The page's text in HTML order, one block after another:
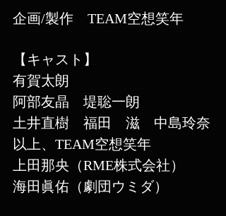
​企画/製作　TEAM空想笑年
【キャスト】
有賀太朗
阿部友晶　堤聡一朗
土井直樹　福田　滋​　中島玲奈
​以上、TEAM空想笑年
上田那央（RME株式会社）
海田眞佑（劇団ウミダ）